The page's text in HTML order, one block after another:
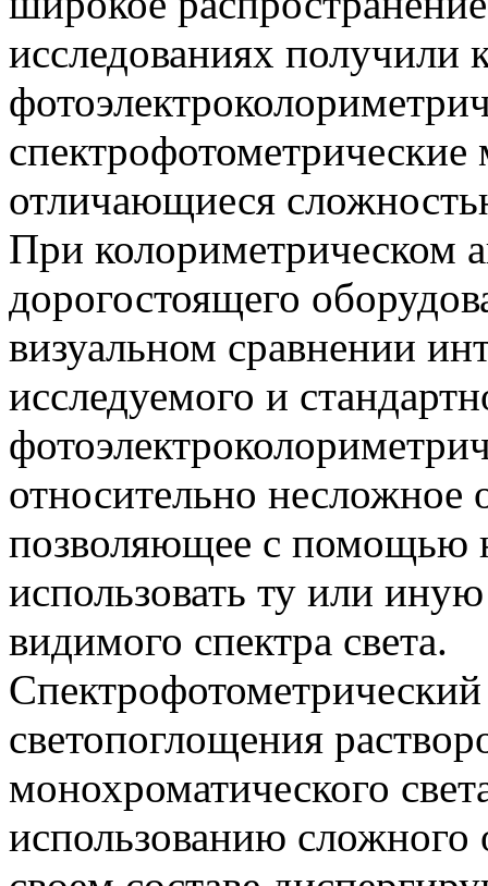
исследованиях получили
спектрофотометрические
отличающиеся
При колориметрическом
дорогостоящего
визуальном сравнении
исследуемого и
относительно несложное
позволяющее с помощью
использовать ту или
видимого спектра света.
светопоглощения
монохроматического
использованию